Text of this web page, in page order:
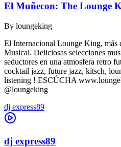
El Muñecon: The Lounge
By loungeking
El Internacional Lounge King, más
Musical. Deliciosas selecciones
seductores en una atmosfera retro
cocktail jazz, future jazz, kitsch,
listening ! ESCÚCHA
@loungeking
dj express89
dj express89